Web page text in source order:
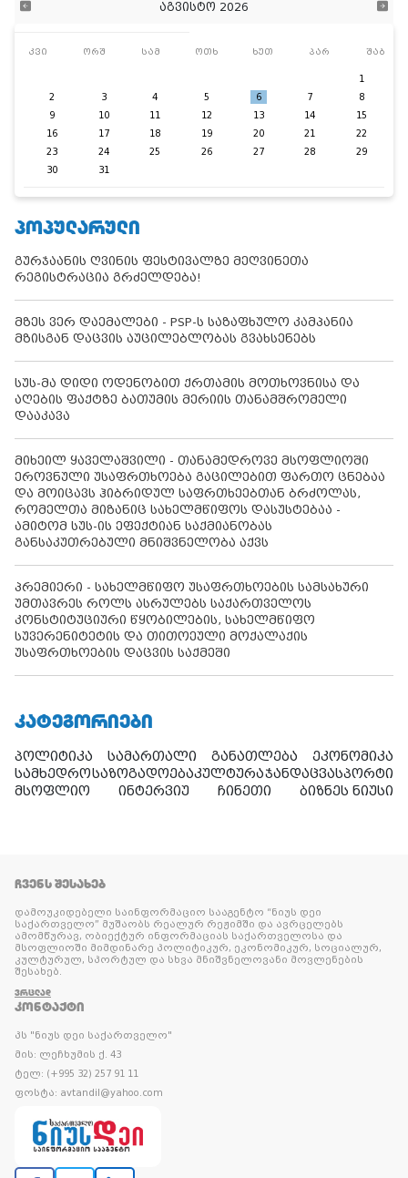
აგვისტო 2026
კვი ორშ სამ ოთხ ხუთ პარ შაბ
1
2
3 4 5 6 7
8
9
10 11 12 13 14
15
16
17 18 19 20 21
22
23
24 25 26 27 28
29
30
31
ᲞᲝᲞᲣᲚᲐᲠᲣᲚᲘ
გურჯაანის ღვინის ფესტივალზე მეღვინეთა
რეგისტრაცია გრძელდება!
მზეს ვერ დაემალები - PSP-ს საზაფხულო კამპანია
მზისგან დაცვის აუცილებლობას გვახსენებს
სუს-მა დიდი ოდენობით ქრთამის მოთხოვნისა და
აღების ფაქტზე ბათუმის მერიის თანამშრომელი
დააკავა
მიხეილ ყაველაშვილი - თანამედროვე მსოფლიოში
ეროვნული უსაფრთხოება გაცილებით ფართო ცნებაა
და მოიცავს ჰიბრიდულ საფრთხეებთან ბრძოლას,
რომელთა მიზანიც სახელმწიფოს დასუსტებაა -
ამიტომ სუს-ის ეფექტიან საქმიანობას
განსაკუთრებული მნიშვნელობა აქვს
პრემიერი - სახელმწიფო უსაფრთხოების სამსახური
უმთავრეს როლს ასრულებს საქართველოს
კონსტიტუციური წყობილების, სახელმწიფო
სუვერენიტეტის და თითოეული მოქალაქის
უსაფრთხოების დაცვის საქმეში
ᲙᲐᲢᲔᲒᲝᲠᲘᲔᲑᲘ
პოლიტიკა სამართალი განათლება
ეკონომიკა
სამხედროსაზოგადოებაკულტურაჯანდაცვასპორტი
მსოფლიო
ინტერვიუ ჩინეთი ბიზნეს ნიუსი
ᲩᲕᲔᲜᲡ ᲨᲔᲡᲐᲮᲔᲑ
დამოუკიდებელი საინფორმაციო სააგენტო “ნიუს დეი
საქართველო” მუშაობს რეალურ რეჟიმში და ავრცელებს
ამომწურავ, ობიექტურ ინფორმაციას საქართველოსა და
მსოფლიოში მიმდინარე პოლიტიკურ, ეკონომიკურ, სოციალურ,
კულტურულ, სპორტულ და სხვა მნიშვნელოვანი მოვლენების
შესახებ.
ᲕᲠᲪᲚᲐᲓ
ᲙᲝᲜᲢᲐᲥᲢᲘ
პს "ნიუს დეი საქართველო"
მის: ლეჩხუმის ქ. 43
ტელ: (+995 32) 257 91 11
ფოსტა: avtandil@yahoo.com